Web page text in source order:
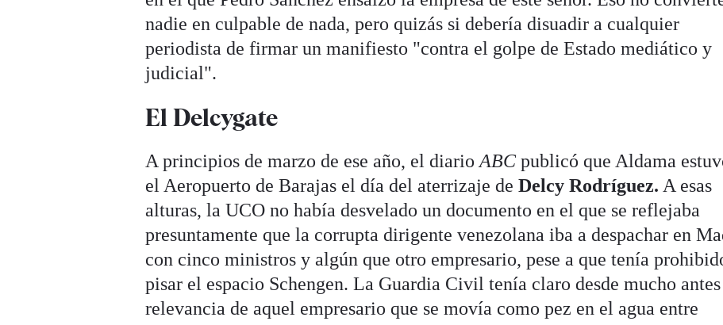
nadie en culpable de nada, pero quizás si debería disuadir a cualquier
periodista de firmar un manifiesto "contra el golpe de Estado mediático y
judicial".
El Delcygate
A principios de marzo de ese año, el diarioABCpublicó que Aldama
el Aeropuerto de Barajas el día del aterrizaje de Delcy Rodríguez. A esas
alturas, la UCO no había desvelado un documento en el que se reflejaba
presuntamente que la corrupta dirigente venezolana iba a despachar en
con cinco ministros y algún que otro empresario, pese a que tenía
pisar el espacio Schengen. La Guardia Civil tenía claro desde mucho
relevancia de aquel empresario que se movía como pez en el agua entre